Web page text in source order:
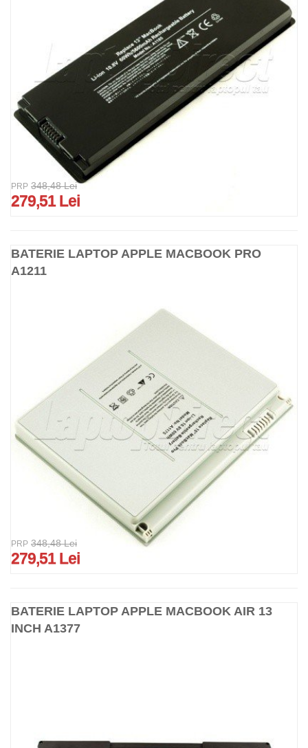
PRP 348,48 Lei
279,51 Lei
BATERIE LAPTOP APPLE MACBOOK PRO
A1211
PRP 348,48 Lei
279,51 Lei
BATERIE LAPTOP APPLE MACBOOK AIR 13
INCH A1377